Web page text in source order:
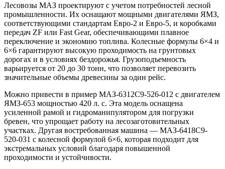
Лесовозы МАЗ проектируют с учетом потребностей лесной
промышленности. Их оснащают мощными двигателями ЯМЗ,
соответствующими стандартам Евро-2 и Евро-5, и коробками
передач ZF или Fast Gear, обеспечивающими плавное
переключение и экономию топлива. Колесные формулы 6×4 и
6×6 гарантируют высокую проходимость на грунтовых
дорогах и в условиях бездорожья. Грузоподъемность
варьируется от 20 до 30 тонн, что позволяет перевозить
значительные объемы древесины за один рейс.
Можно привести в пример МАЗ-6312С9-526-012 с двигателем
ЯМЗ-653 мощностью 420 л. с. Эта модель оснащена
усиленной рамой и гидроманипулятором для погрузки
бревен, что упрощает работу на лесозаготовительных
участках. Другая востребованная машина — МАЗ-6418C9-
520-031 с колесной формулой 6×6, которая подходит для
экстремальных условий благодаря повышенной
проходимости и устойчивости.